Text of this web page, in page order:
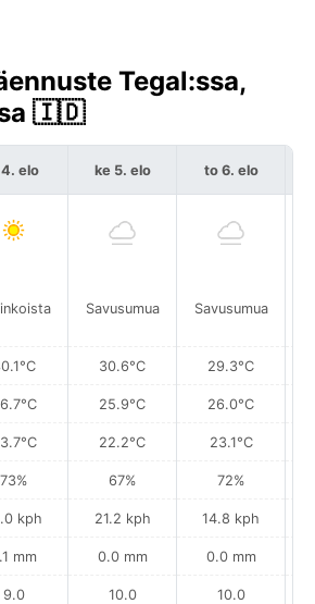
Tegal:ssa,
🇮🇩
elo
73%
kph
mm
9.0
ke 5. elo
Savusumua
30.6°C
25.9°C
22.2°C
67%
21.2 kph
0.0 mm
10.0
to 6. elo
Savusumua
29.3°C
26.0°C
23.1°C
72%
14.8 kph
0.0 mm
10.0